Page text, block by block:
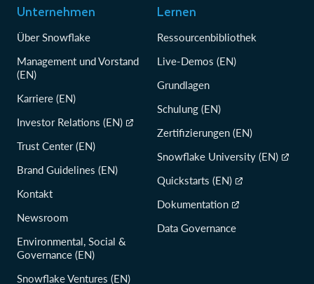
Unternehmen
Über Snowflake
Management und Vorstand
(EN)
Karriere (EN)
Investor Relations (EN)
Trust Center (EN)
Brand Guidelines (EN)
Kontakt
Newsroom
Environmental, Social &
Governance (EN)
Snowflake Ventures (EN)
Lernen
Ressourcenbibliothek
Live-Demos (EN)
Grundlagen
Schulung (EN)
Zertifizierungen (EN)
Snowflake University (EN)
Quickstarts (EN)
Dokumentation
Data Governance